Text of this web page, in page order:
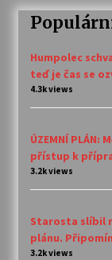
Humpolec
teď je čas se
4.3k views
ÚZEMNÍ
přístup k
3.2k views
Starosta slíbil
plánu.
3.2k views